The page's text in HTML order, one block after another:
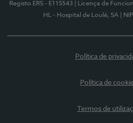
Registo ERS - E115543
| Licença de
HL - Hospital de Loulé, SA
|
Política de
Política de
Termos de